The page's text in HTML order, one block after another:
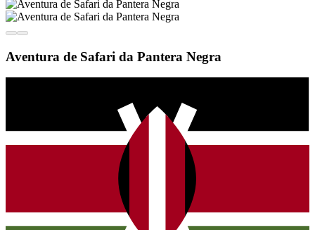
Aventura de Safari da Pantera Negra